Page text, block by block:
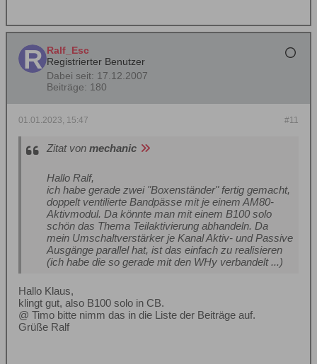
Ralf_Esc
Registrierter Benutzer
Dabei seit: 17.12.2007
Beiträge: 180
#11
01.01.2023, 15:47
Zitat von mechanic
Hallo Ralf,
ich habe gerade zwei "Boxenständer" fertig gemacht,
doppelt ventilierte Bandpässe mit je einem AM80-
Aktivmodul. Da könnte man mit einem B100 solo
schön das Thema Teilaktivierung abhandeln. Da
mein Umschaltverstärker je Kanal Aktiv- und Passive
Ausgänge parallel hat, ist das einfach zu realisieren
(ich habe die so gerade mit den WHy verbandelt ...)
Hallo Klaus,
klingt gut, also B100 solo in CB.
@ Timo bitte nimm das in die Liste der Beiträge auf.
Grüße Ralf